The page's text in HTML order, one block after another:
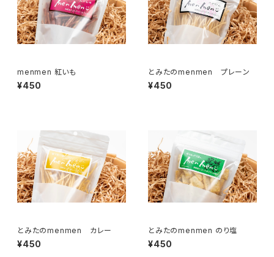
menmen 紅いも
¥450
とみたのmenmen プレーン
¥450
とみたのmenmen カレー
¥450
とみたのmenmen のり塩
¥450